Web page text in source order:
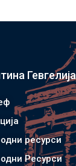
Гевгелија
ресурси
Ресурси